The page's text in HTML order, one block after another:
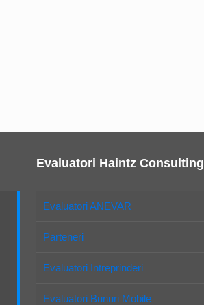
Evaluatori Haintz Consulting
Evaluatori ANEVAR
Parteneri
Evaluatori Intreprinderi
Evaluatori Bunuri Mobile